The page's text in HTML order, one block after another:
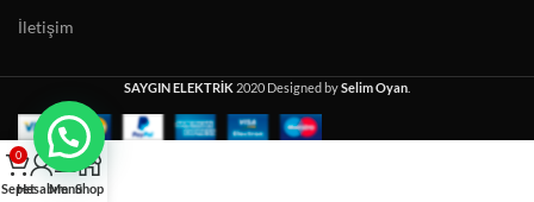
İletişim
SAYGIN ELEKTRİK 2020 Designed bySelim Oyan
0
SepetHesabımMenuShop